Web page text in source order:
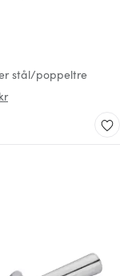
stål/poppeltre